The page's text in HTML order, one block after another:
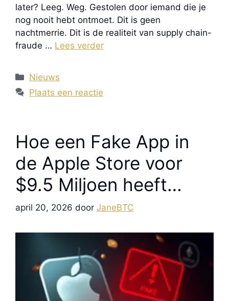
later? Leeg. Weg. Gestolen door iemand die je
nog nooit hebt ontmoet. Dit is geen
nachtmerrie. Dit is de realiteit van supply chain-
fraude … Lees verder
Categorieën
Nieuws
Plaats een reactie
Hoe een Fake App in
de Apple Store voor
$9.5 Miljoen heeft
Gestolen in maar 6
Dagen
april 20, 2026 door JaneBTC